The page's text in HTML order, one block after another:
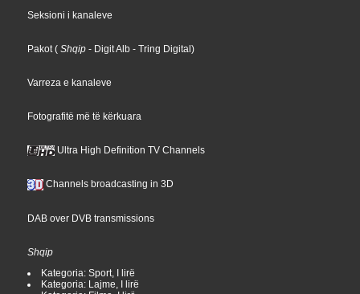
Seksioni i kanaleve
Pakot( Shqip - Digit Alb - Tring Digital)
Varreza e kanaleve
Fotografitë më të kërkuara
Ultra High Definition TV Channels
Channels broadcasting in 3D
DAB over DVB transmissions
Shqip
Kategoria: Sport, I lirë
Kategoria: Lajme, I lirë